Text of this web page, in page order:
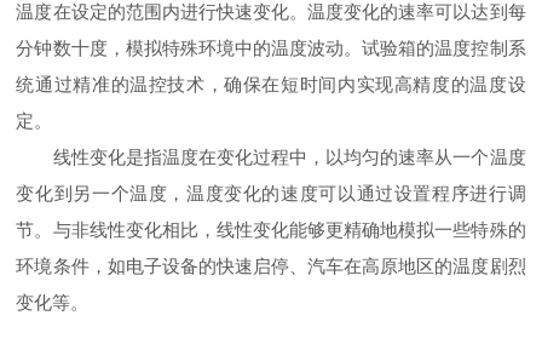
温度在设定的范围内进行快速变化。温度变化的速率可以达到每
分钟数十度，模拟特殊环境中的温度波动。试验箱的温度控制系
统通过精准的温控技术，确保在短时间内实现高精度的温度设
定。
线性变化是指温度在变化过程中，以均匀的速率从一个温度
变化到另一个温度，温度变化的速度可以通过设置程序进行调
节。与非线性变化相比，线性变化能够更精确地模拟一些特殊的
环境条件，如电子设备的快速启停、汽车在高原地区的温度剧烈
变化等。